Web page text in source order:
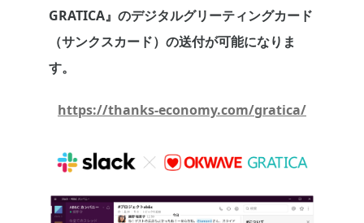
GRATICA』のデジタルグリーティングカード
（サンクスカード）の送付が可能になりま
す。
https://thanks-economy.com/gratica/